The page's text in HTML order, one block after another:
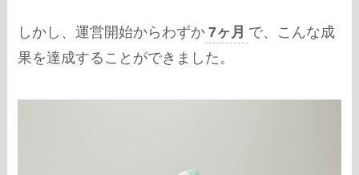
しかし、運営開始からわずか 7ヶ月 で、こんな成
果を達成することができました。